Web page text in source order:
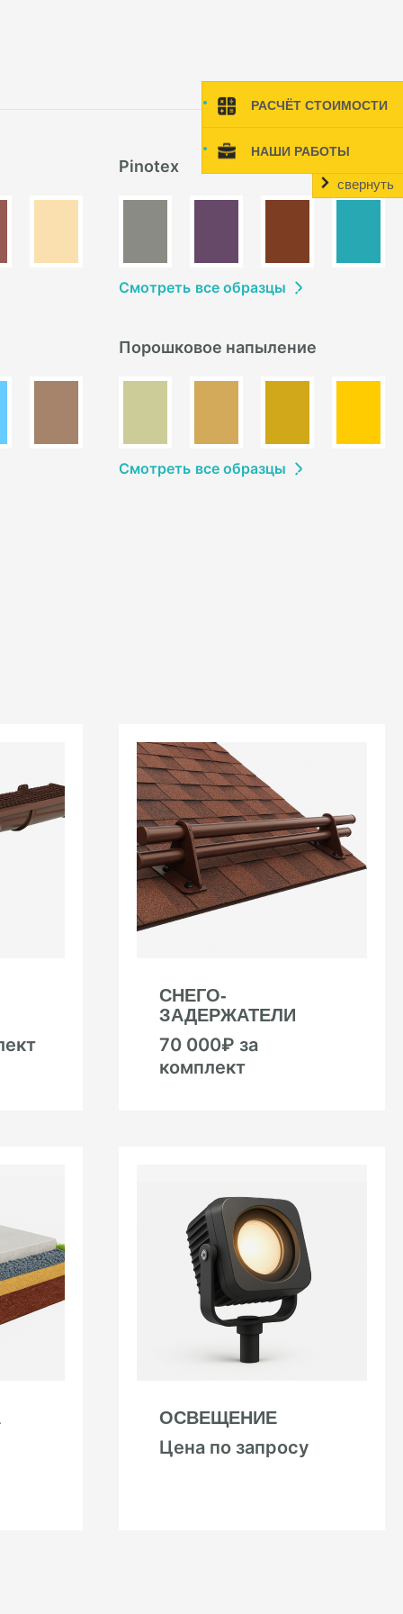
РАСЧЁТ СТОИМОСТИ
НАШИ РАБОТЫ
свернуть
Pinotex
Смотреть все образцы
Порошковое напыление
Смотреть все образцы
СНЕГО-
ЗАДЕРЖАТЕЛИ
70 000₽ за
комплект
ОСВЕЩЕНИЕ
Цена по запросу